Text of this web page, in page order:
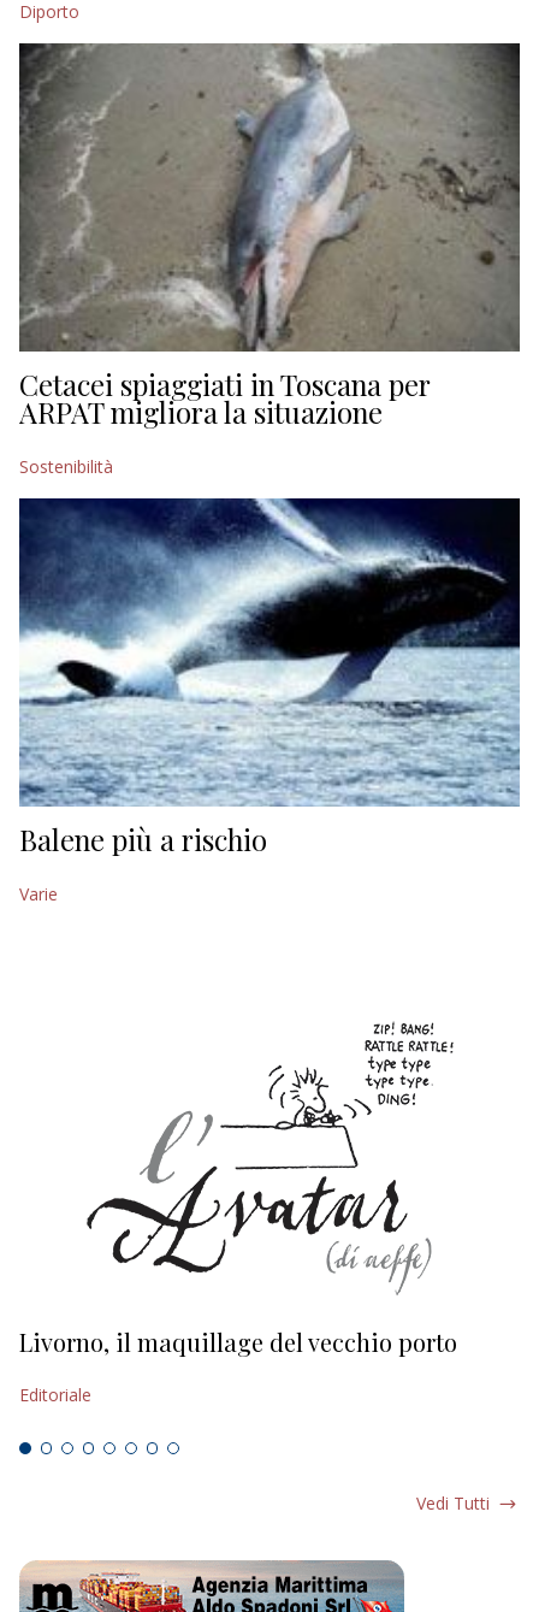
EDITORIALI
Diporto
Cetacei spiaggiati in Toscana per
ARPAT migliora la situazione
Sostenibilità
Balene più a rischio
Varie
Livorno, il maquillage del vecchio porto
Editoriale
Vedi Tutti